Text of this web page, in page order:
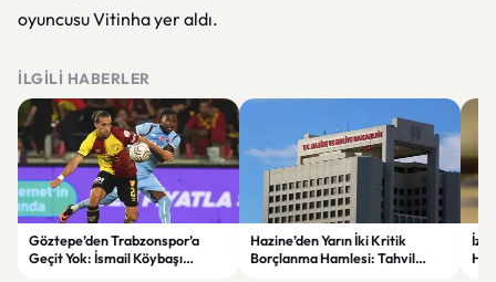
oyuncusu Vitinha yer aldı.
İLGILI HABERLER
Göztepe’den Trabzonspor’a
Geçit Yok: İsmail Köybaşı
Hazine’den Yarın İki Kritik
Borçlanma Hamlesi: Tahvil